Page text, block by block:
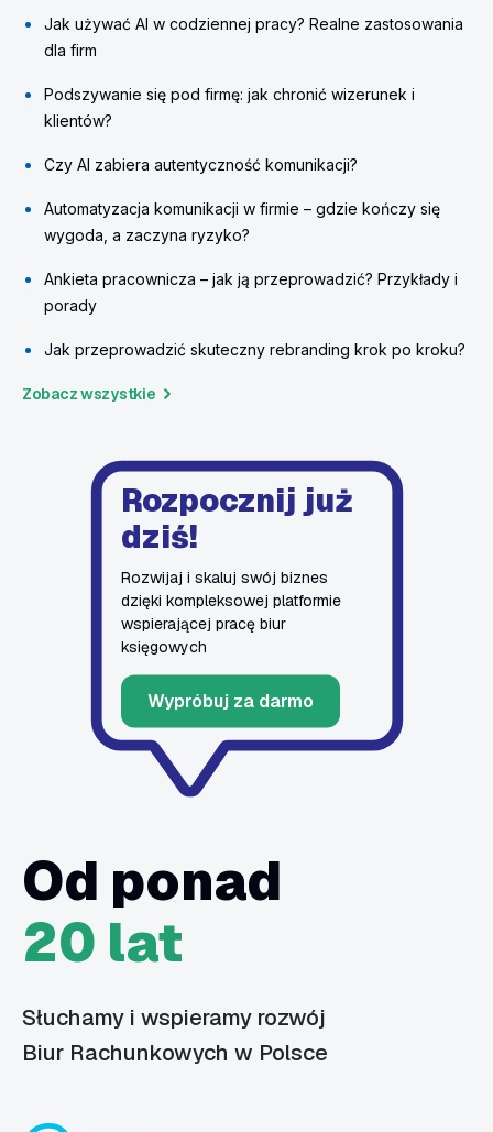
Jak używać AI w codziennej pracy? Realne zastosowania
dla firm
Podszywanie się pod firmę: jak chronić wizerunek i
klientów?
Czy AI zabiera autentyczność komunikacji?
Automatyzacja komunikacji w firmie – gdzie kończy się
wygoda, a zaczyna ryzyko?
Ankieta pracownicza – jak ją przeprowadzić? Przykłady i
porady
Jak przeprowadzić skuteczny rebranding krok po kroku?
Zobacz wszystkie
Rozpocznij już
dziś!
Rozwijaj i skaluj swój biznes
dzięki kompleksowej platformie
wspierającej pracę biur
księgowych
Wypróbuj za darmo
Od ponad
20 lat
Słuchamy i wspieramy rozwój
Biur Rachunkowych w Polsce